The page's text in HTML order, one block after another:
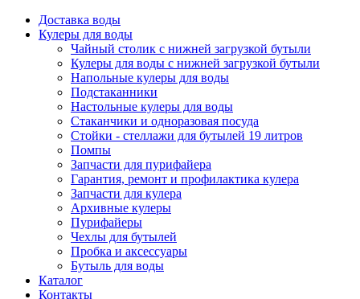
Доставка воды
Кулеры для воды
Чайный столик с нижней загрузкой бутыли
Кулеры для воды с нижней загрузкой бутыли
Напольные кулеры для воды
Подстаканники
Настольные кулеры для воды
Стаканчики и одноразовая посуда
Стойки - стеллажи для бутылей 19 литров
Помпы
Запчасти для пурифайера
Гарантия, ремонт и профилактика кулера
Запчасти для кулера
Архивные кулеры
Пурифайеры
Чехлы для бутылей
Пробка и аксессуары
Бутыль для воды
Каталог
Контакты